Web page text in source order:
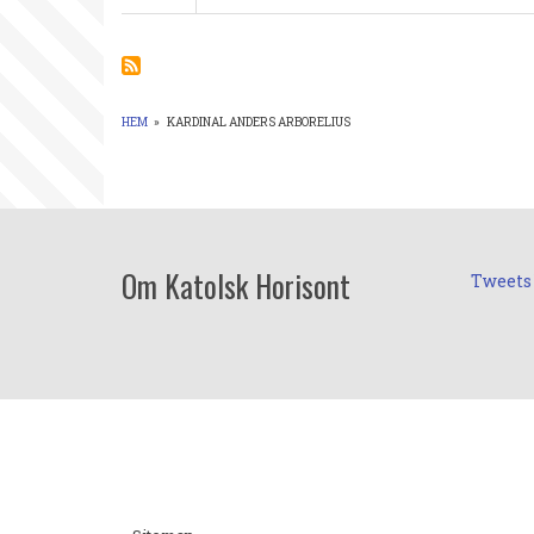
Kardinal
26
HEM » KARDINAL ANDERS ARBORELIUS
Om Katolsk Horisont